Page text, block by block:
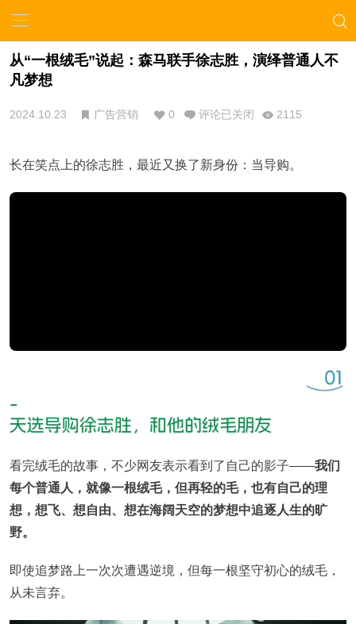
从“一根绒毛”说起：森马联手徐志胜，演绎普通人不
凡梦想
2024.10.23 广告营销 0 评论已关闭 2115
长在笑点上的徐志胜，最近又换了新身份：当导购。
看完绒毛的故事，不少网友表示看到了自己的影子——我们
每个普通人，就像一根绒毛，但再轻的毛，也有自己的理
想，想飞、想自由、想在海阔天空的梦想中追逐人生的旷
野。
即使追梦路上一次次遭遇逆境，但每一根坚守初心的绒毛，
从未言弃。